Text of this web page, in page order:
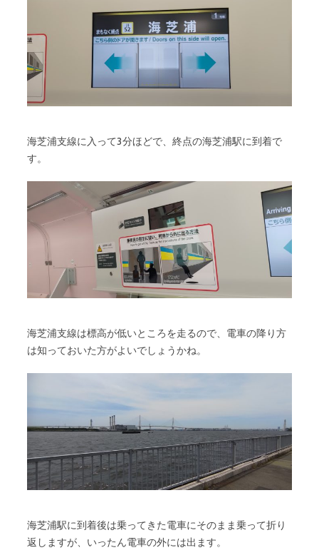
海芝浦支線に入って3分ほどで、終点の海芝浦駅に到着で
す。
海芝浦支線は標高が低いところを走るので、電車の降り方
は知っておいた方がよいでしょうかね。
海芝浦駅に到着後は乗ってきた電車にそのまま乗って折り
返しますが、いったん電車の外には出ます。